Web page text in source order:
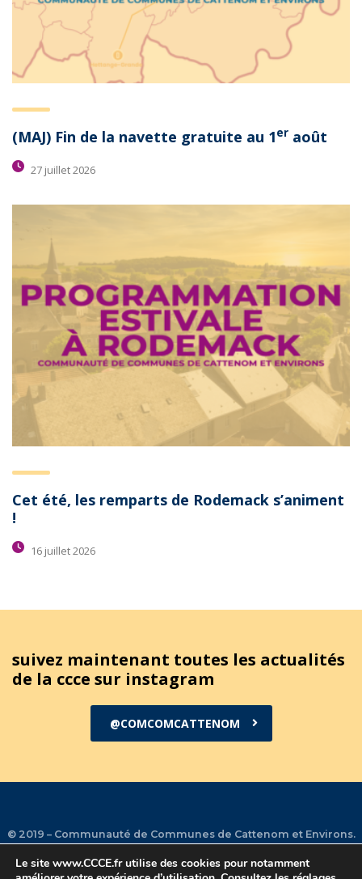
(MAJ) Fin de la navette gratuite au 1er août
27 juillet 2026
Cet été, les remparts de Rodemack s’animent
!
16 juillet 2026
suivez maintenant toutes les actualités
de la ccce sur instagram
@COMCOMCATTENOM
© 2019 – Communauté de Communes de Cattenom et Environs.
Le site www.CCCE.frutilise des cookies pour notamment